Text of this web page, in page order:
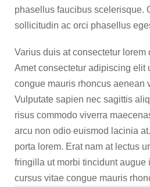
phasellus faucibus scelerisque.
sollicitudin ac orci phasellus
Varius duis at consectetur lorem
Amet consectetur adipiscing elit
congue mauris rhoncus aenean
Vulputate sapien nec sagittis
risus commodo viverra
arcu non odio euismod lacinia
porta lorem. Erat nam at lectus
fringilla ut morbi tincidunt augue
cursus vitae congue mauris